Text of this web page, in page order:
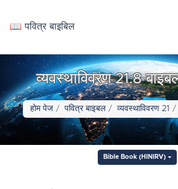
📖 पवित्र बाइबिल
व्यवस्थाविवरण 21:8
होम पेज पवित्र बाइबल व्यवस्थाविवरण 21
Bible Book (HINIRV)